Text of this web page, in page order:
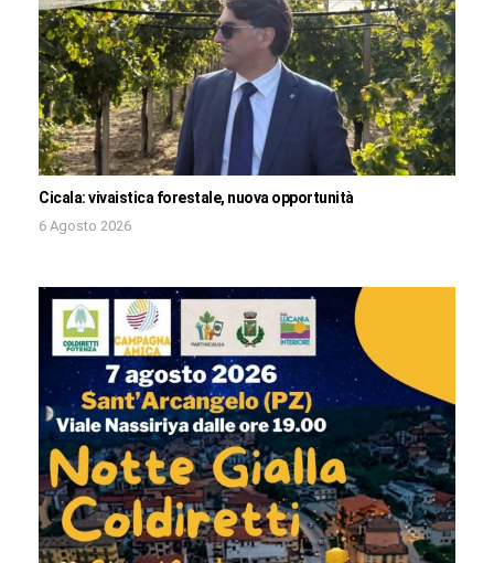
Cicala: vivaistica forestale, nuova opportunità
6 Agosto 2026